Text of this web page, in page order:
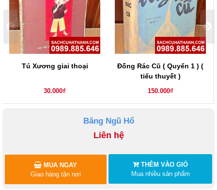
Tú Xương giai thoại
30.000₫
Đống Rác Cũ ( Quyển 1 ) (
tiểu thuyết )
150.000₫
Băng Ngũ Hổ
Liên hệ
THÊM VÀO GIỎ
Mua nhiều sản phẩm
MUA NGAY
Giao hàng tận nơi